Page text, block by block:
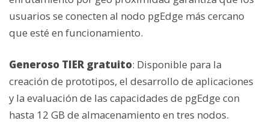
usuarios se conecten al nodo pgEdge más cercano
que esté en funcionamiento.
Generoso TIER gratuito: Disponible para la
creación de prototipos, el desarrollo de aplicaciones
y la evaluación de las capacidades de pgEdge con
hasta 12 GB de almacenamiento en tres nodos.